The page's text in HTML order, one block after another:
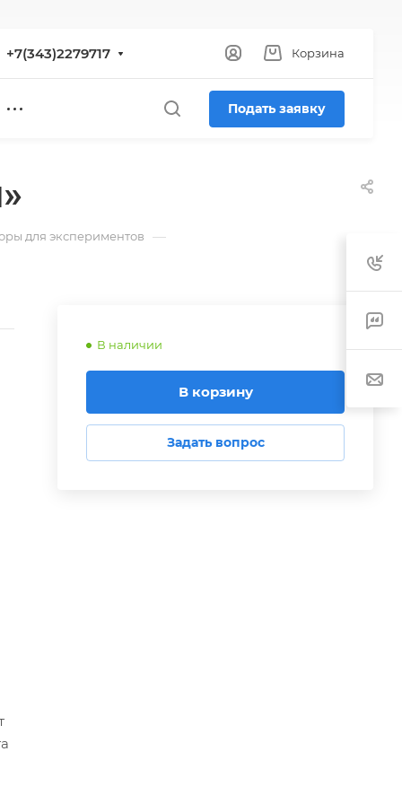
+7(343)2279717 Корзина
Подать заявку
для экспериментов —
В наличии
В корзину
Задать вопрос